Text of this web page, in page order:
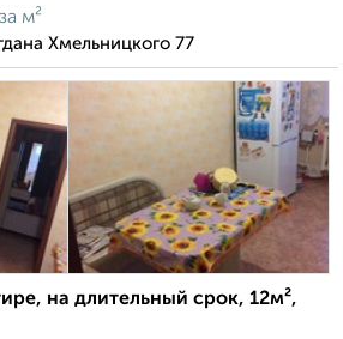
за м²
Хмельницкого 77
на длительный срок, 12м²,